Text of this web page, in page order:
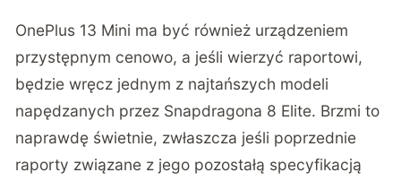
OnePlus 13 Mini ma być również urządzeniem
przystępnym cenowo, a jeśli wierzyć raportowi,
będzie wręcz jednym z najtańszych modeli
napędzanych przez Snapdragona 8 Elite. Brzmi to
naprawdę świetnie, zwłaszcza jeśli poprzednie
raporty związane z jego pozostałą specyfikacją